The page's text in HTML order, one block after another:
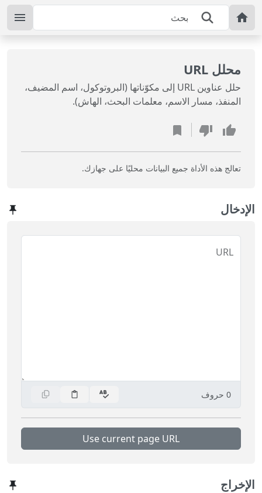
محلل URL
حلل عناوين URL إلى مكوّناتها (البروتوكول، اسم المضيف،
المنفذ، مسار الاسم، معلمات البحث، الهاش).
تعالج هذه الأداة جميع البيانات محليًا على جهازك.
الإدخال
URL
0 حروف
Use current page URL
الإخراج